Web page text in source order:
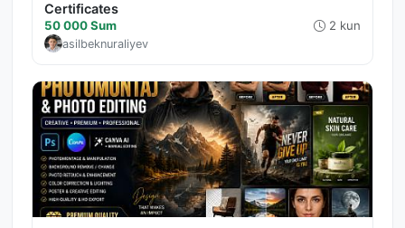
Certificates
50 000 Sum 2 kun
asilbeknuraliyev